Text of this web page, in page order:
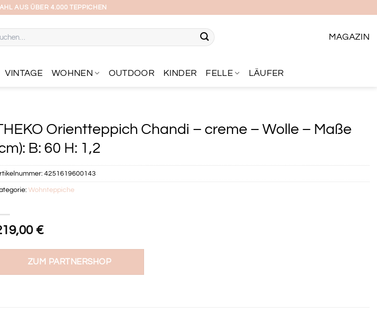
AUS ÜBER 4.000 TEPPICHEN
MAGAZIN
VINTAGE WOHNEN OUTDOOR KINDER FELLE LÄUFER
Orientteppich Chandi – creme – Wolle – Maße
B: 60 H: 1,2
€
ZUM PARTNERSHOP
4251619600143
Wohnteppiche